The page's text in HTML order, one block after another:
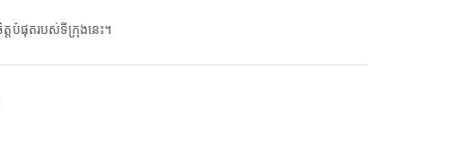
តបំផុតរបស់ទីក្រុងនេះ។